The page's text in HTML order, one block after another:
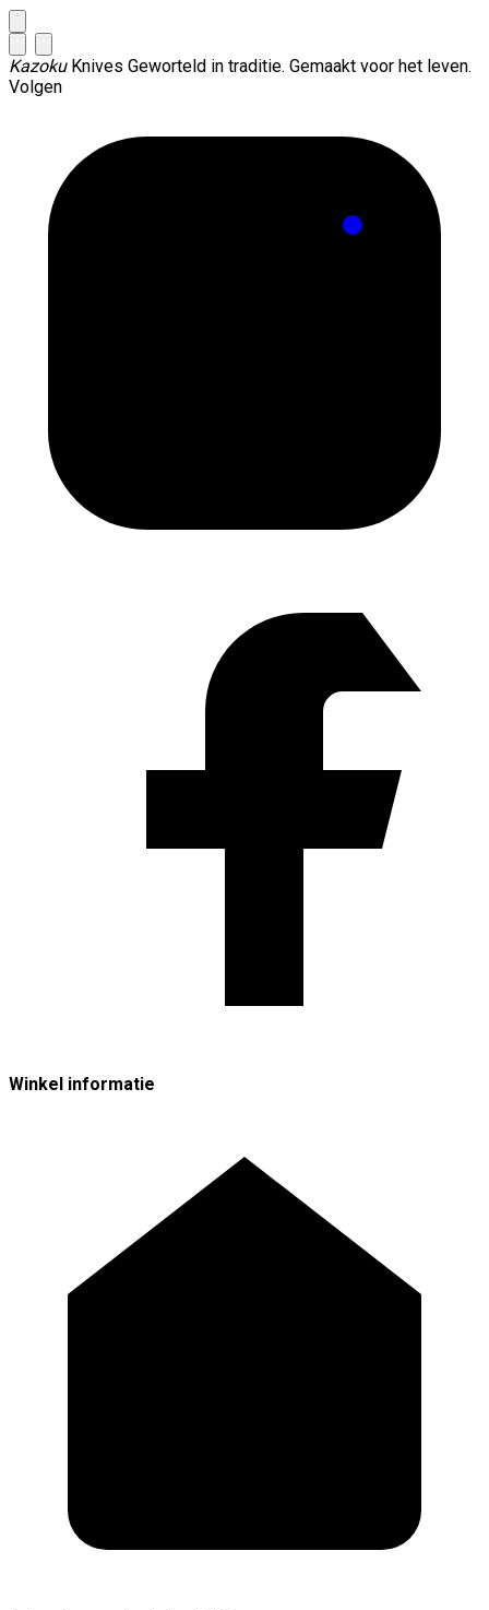
KazokuKnives Geworteld in traditie. Gemaakt voor het leven.
Volgen
Winkel informatie